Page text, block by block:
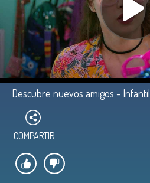
Descubre nuevos amigos - Infantil
COMPARTIR